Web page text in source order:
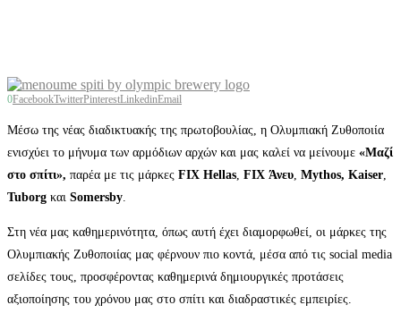
0FacebookTwitterPinterestLinkedinEmail
Μέσω της νέας διαδικτυακής της πρωτοβουλίας, η Ολυμπιακή Ζυθοποιία
ενισχύει το μήνυμα των αρμόδιων αρχών και μας καλεί να μείνουμε «Μαζί
στο σπίτι», παρέα με τις μάρκες FIX Hellas FIX Άνευ Mythos, Kaiser
Tuborg και Somersby
Στη νέα μας καθημερινότητα, όπως αυτή έχει διαμορφωθεί, οι μάρκες της
Ολυμπιακής Ζυθοποιίας μας φέρνουν πιο κοντά, μέσα από τις social media
σελίδες τους, προσφέροντας καθημερινά δημιουργικές προτάσεις
αξιοποίησης του χρόνου μας στο σπίτι και διαδραστικές εμπειρίες.